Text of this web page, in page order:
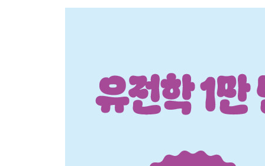
DNA를 바꾸면 생물의 특성이 달라진다
유전자가 발현되는 기본 원리
유전자를 서로 바꾸다
세균으로부터 의약품을 만들다
인간의 유전자 지도가 완성되다